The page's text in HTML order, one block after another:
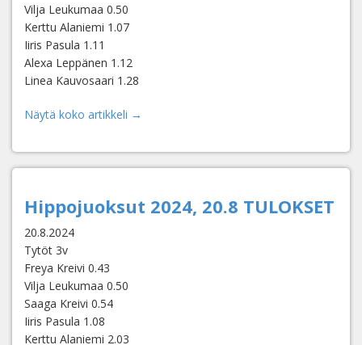
Vilja Leukumaa 0.50
Kerttu Alaniemi 1.07
Iiris Pasula 1.11
Alexa Leppänen 1.12
Linea Kauvosaari 1.28
Näytä koko artikkeli →
Hippojuoksut 2024, 20.8 TULOKSET
20.8.2024
Tytöt 3v
Freya Kreivi 0.43
Vilja Leukumaa 0.50
Saaga Kreivi 0.54
Iiris Pasula 1.08
Kerttu Alaniemi 2.03